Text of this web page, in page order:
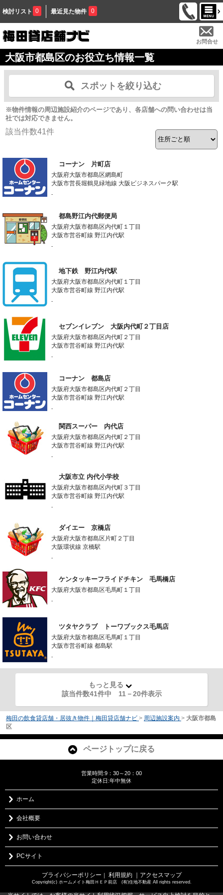
検討リスト 0 最近見た物件 0
お問合せ
大阪市都島区のお役立ち情報一覧
スポットを絞り込む
※物件情報の周辺施設紹介のページであり、各店舗への問い合わせは当
社では対応できません。
該当件数41件
コーナン 片町店
大阪府大阪市都島区網島町
大阪市営長堀鶴見緑地線 大阪ビジネスパーク駅
-
都島野江内代郵便局
大阪府大阪市都島区内代町１丁目
大阪市営谷町線 野江内代駅
-
地下鉄 野江内代駅
大阪府大阪市都島区内代町１丁目
大阪市営谷町線 野江内代駅
-
セブンイレブン 大阪内代町２丁目店
大阪府大阪市都島区内代町２丁目
大阪市営谷町線 野江内代駅
-
コーナン 都島店
大阪府大阪市都島区内代町２丁目
大阪市営谷町線 野江内代駅
-
関西スーパー 内代店
大阪府大阪市都島区内代町２丁目
大阪市営谷町線 野江内代駅
-
大阪市立 内代小学校
大阪府大阪市都島区内代町３丁目
大阪市営谷町線 野江内代駅
-
ダイエー 京橋店
大阪府大阪市都島区片町２丁目
大阪環状線 京橋駅
-
ケンタッキーフライドチキン 毛馬橋店
大阪府大阪市都島区毛馬町１丁目
-
ツタヤクラブ トーワブックス毛馬店
大阪府大阪市都島区毛馬町１丁目
大阪市営谷町線 都島駅
-
もっと見る
該当件数41件中 11 －20件表示
梅田の飲食貸店舗・居抜き物件｜梅田貸店舗ナビ > 周辺施設案内 > 大阪市都島
区
ページトップに戻る
営業時間:9：30～20：00
定休日:年中無休
ホーム
会社概要
お問い合わせ
PCサイト
プライバシーポリシー ｜ 利用規約 ｜アクセスマップ
Copyright(c) ホームメイト梅田ＨＥＰ前店 (有)住地不動産 All rights reserved.